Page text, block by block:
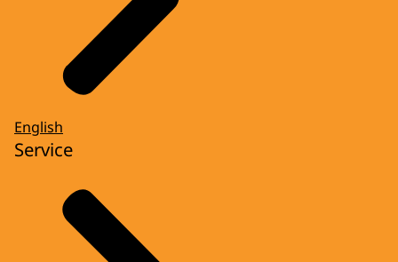
English
Service